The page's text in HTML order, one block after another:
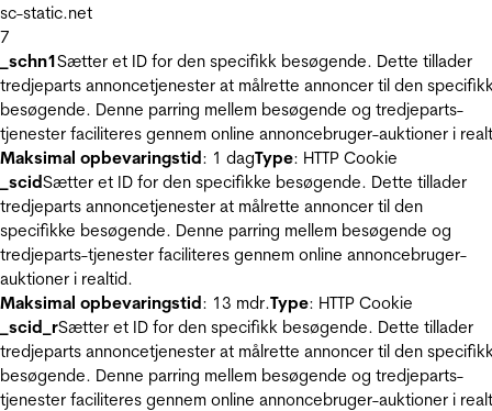
sc-static.net
7
_schn1Sætter et ID for den specifikk besøgende. Dette tillader
tredjeparts annoncetjenester at målrette annoncer til den
besøgende. Denne parring mellem besøgende og tredjeparts-
tjenester faciliteres gennem online annoncebruger-auktioner i
Maksimal opbevaringstid: 1 dagType: HTTP Cookie
_scidSætter et ID for den specifikke besøgende. Dette tillader
tredjeparts annoncetjenester at målrette annoncer til den
specifikke besøgende. Denne parring mellem besøgende og
tredjeparts-tjenester faciliteres gennem online annoncebruger-
auktioner i realtid.
Maksimal opbevaringstid: 13 mdr.Type: HTTP Cookie
_scid_rSætter et ID for den specifikk besøgende. Dette tillader
tredjeparts annoncetjenester at målrette annoncer til den
besøgende. Denne parring mellem besøgende og tredjeparts-
tjenester faciliteres gennem online annoncebruger-auktioner i